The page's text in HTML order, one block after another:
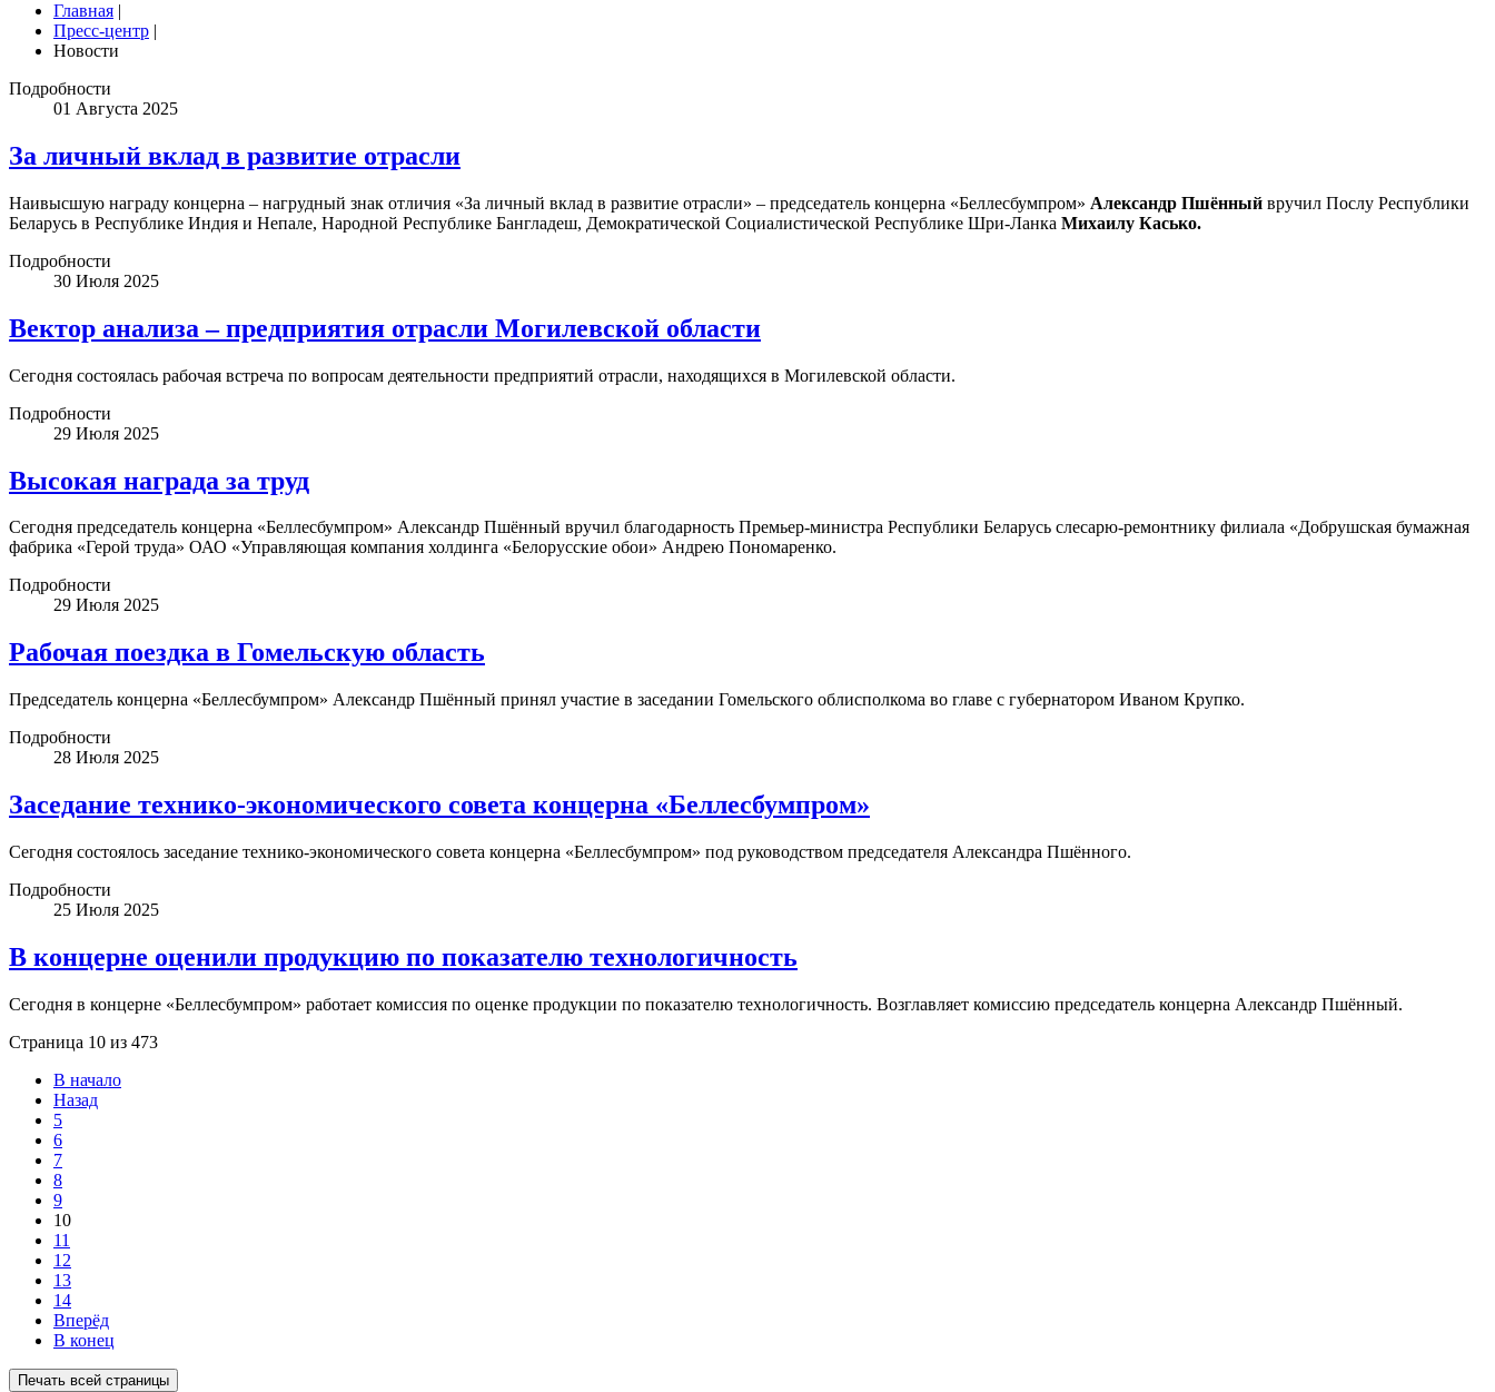
Главная |
Пресс-центр |
Новости
Подробности
01 Августа 2025
За личный вклад в развитие отрасли
Наивысшую награду концерна – нагрудный знак отличия «За личный вклад в развитие отрасли» – председатель концерна «Беллесбумпром» Александр Пшённый вручил Послу Республики
Беларусь в Республике Индия и Непале, Народной Республике Бангладеш, Демократической Социалистической Республике Шри-Ланка Михаилу Касько.
Подробности
30 Июля 2025
Вектор анализа – предприятия отрасли Могилевской области
Сегодня состоялась рабочая встреча по вопросам деятельности предприятий отрасли, находящихся в Могилевской области.
Подробности
29 Июля 2025
Высокая награда за труд
Сегодня председатель концерна «Беллесбумпром» Александр Пшённый вручил благодарность Премьер-министра Республики Беларусь слесарю-ремонтнику филиала «Добрушская бумажная
фабрика «Герой труда» ОАО «Управляющая компания холдинга «Белорусские обои» Андрею Пономаренко.
Подробности
29 Июля 2025
Рабочая поездка в Гомельскую область
Председатель концерна «Беллесбумпром» Александр Пшённый принял участие в заседании Гомельского облисполкома во главе с губернатором Иваном Крупко.
Подробности
28 Июля 2025
Заседание технико-экономического совета концерна «Беллесбумпром»
Сегодня состоялось заседание технико-экономического совета концерна «Беллесбумпром» под руководством председателя Александра Пшённого.
Подробности
25 Июля 2025
В концерне оценили продукцию по показателю технологичность
Сегодня в концерне «Беллесбумпром» работает комиссия по оценке продукции по показателю технологичность. Возглавляет комиссию председатель концерна Александр Пшённый.
Страница 10 из 473
В начало
Назад
5
6
7
8
9
10
11
12
13
14
Вперёд
В конец